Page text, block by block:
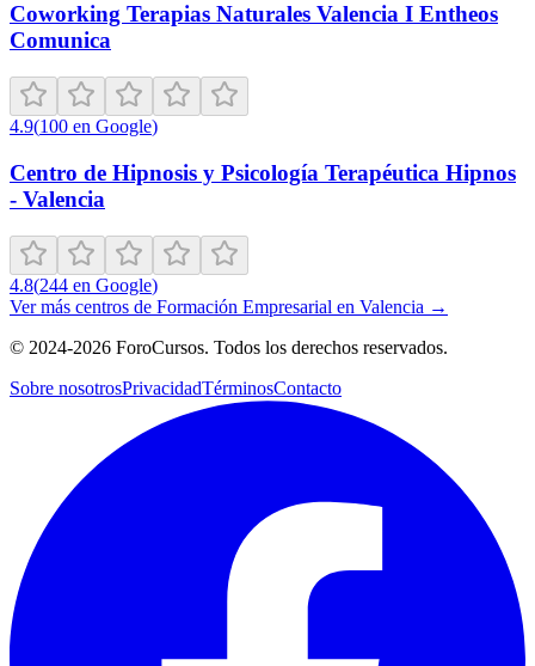
Coworking Terapias Naturales Valencia I Entheos
Comunica
4.9(100 en Google)
Centro de Hipnosis y Psicología Terapéutica Hipnos
- Valencia
4.8(244 en Google)
Ver más centros de Formación Empresarial en Valencia →
© 2024-2026 ForoCursos. Todos los derechos reservados.
Sobre nosotrosPrivacidadTérminosContacto